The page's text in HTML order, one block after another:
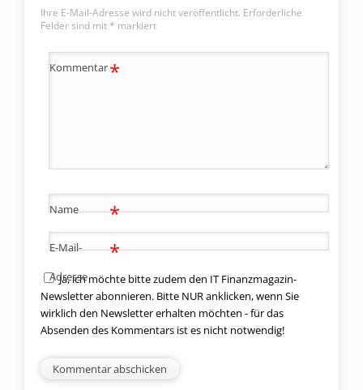
Ihre E-Mail-Adresse wird nicht veröffentlicht. Erforderliche
Felder sind mit * markiert
Kommentar*
Name *
E-Mail-
Adresse
*
Ja, ich möchte bitte zudem den IT Finanzmagazin-
Newsletter abonnieren. Bitte NUR anklicken, wenn Sie
wirklich den Newsletter erhalten möchten - für das
Absenden des Kommentars ist es nicht notwendig!